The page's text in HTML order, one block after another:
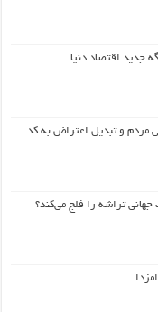
جدید اقتصاد دنیا
مردم و تبدیل اعتراض به کد
تراشه را فلج می‌کند؟